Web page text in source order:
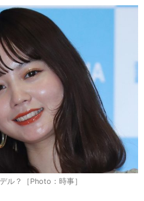
ル？［Photo：時事］